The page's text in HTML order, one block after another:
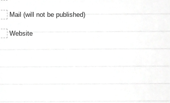
Mail (will not be published)
Website